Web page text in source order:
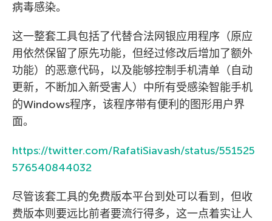
病毒感染。
这一整套工具包括了代替合法网银应用程序（原应
用依然保留了原先功能，但经过修改后增加了额外
功能）的恶意代码，以及能够控制手机清单（自动
更新，不断加入新受害人）中所有受感染智能手机
的Windows程序，该程序带有便利的图形用户界
面。
https://twitter.com/RafatiSiavash/status/551525
576540844032
尽管该套工具的免费版本平台到处可以看到，但收
费版本则要远比前者要流行得多，这一点着实让人